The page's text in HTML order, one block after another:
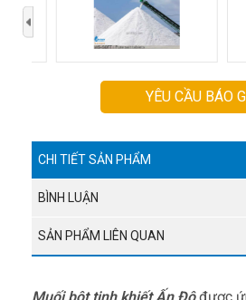
YÊU CẦU BÁO
CHI TIẾT SẢN PHẨM
BÌNH LUẬN
SẢN PHẨM LIÊN QUAN